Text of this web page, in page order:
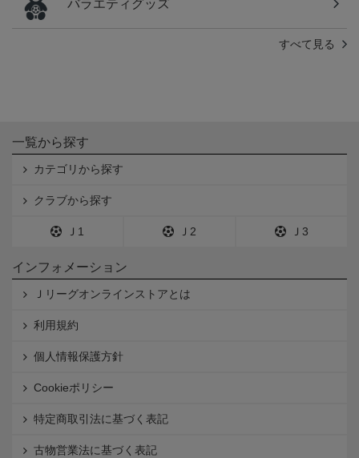
バラエティグッズ
すべて見る
一覧から探す
カテゴリから探す
クラブから探す
Ｊ1 Ｊ2 Ｊ3
インフォメーション
Ｊリーグオンラインストアとは
利用規約
個人情報保護方針
Cookieポリシー
特定商取引法に基づく表記
古物営業法に基づく表記